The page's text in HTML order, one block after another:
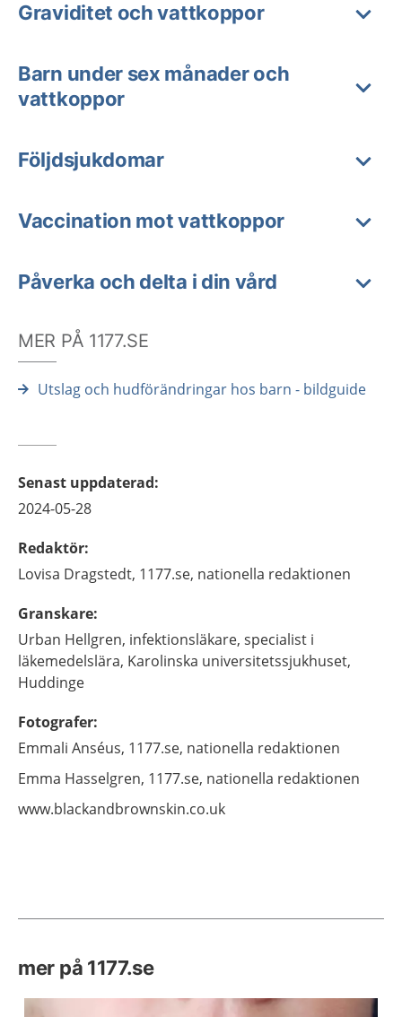
Graviditet och vattkoppor
Barn under sex månader och
vattkoppor
Följdsjukdomar
Vaccination mot vattkoppor
Påverka och delta i din vård
MER PÅ 1177.SE
Utslag och hudförändringar hos barn - bildguide
Senast uppdaterad:
2024-05-28
Redaktör:
Lovisa Dragstedt, 1177.se, nationella redaktionen
Granskare:
Urban Hellgren, infektionsläkare, specialist i
läkemedelslära, Karolinska universitetssjukhuset,
Huddinge
Fotografer:
Emmali Anséus, 1177.se, nationella redaktionen
Emma Hasselgren, 1177.se, nationella redaktionen
www.blackandbrownskin.co.uk
mer på 1177.se